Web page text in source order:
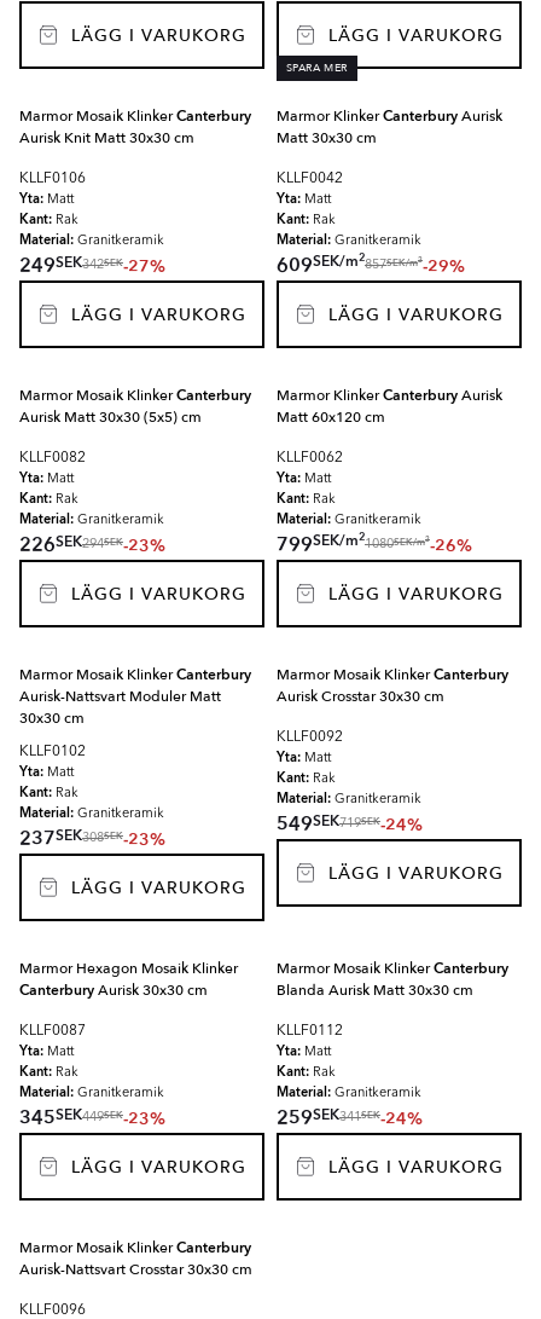
LÄGG I VARUKORG LÄGG I VARUKORG
Marmor Mosaik KlinkerCanterbury
Aurisk Knit Matt 30x30 cm
KLLF0106
Yta: Matt
Kant: Rak
Material: Granitkeramik
249SEK342SEK-27%
LÄGG I VARUKORG
SPARA MER
Marmor KlinkerCanterburyAurisk
Matt 30x30 cm
KLLF0042
Yta: Matt
Kant: Rak
Material: Granitkeramik
609SEK/m2
857SEK/m2-29%
LÄGG I VARUKORG
Marmor Mosaik KlinkerCanterbury
Aurisk Matt 30x30 (5x5) cm
KLLF0082
Yta: Matt
Kant: Rak
Material: Granitkeramik
226SEK294SEK-23%
LÄGG I VARUKORG
Marmor KlinkerCanterburyAurisk
Matt 60x120 cm
KLLF0062
Yta: Matt
Kant: Rak
Material: Granitkeramik
799SEK/m2
1080SEK/m2-26%
LÄGG I VARUKORG
Marmor Mosaik KlinkerCanterbury
Aurisk-Nattsvart Moduler Matt
30x30 cm
KLLF0102
Yta: Matt
Kant: Rak
Material: Granitkeramik
237SEK308SEK-23%
LÄGG I VARUKORG
Marmor Mosaik KlinkerCanterbury
Aurisk Crosstar 30x30 cm
KLLF0092
Yta: Matt
Kant: Rak
Material: Granitkeramik
549SEK719SEK-24%
LÄGG I VARUKORG
Marmor Hexagon Mosaik Klinker
CanterburyAurisk 30x30 cm
KLLF0087
Yta: Matt
Kant: Rak
Material: Granitkeramik
345SEK449SEK-23%
LÄGG I VARUKORG
Marmor Mosaik KlinkerCanterbury
Blanda Aurisk Matt 30x30 cm
KLLF0112
Yta: Matt
Kant: Rak
Material: Granitkeramik
259SEK341SEK-24%
LÄGG I VARUKORG
Marmor Mosaik KlinkerCanterbury
Aurisk-Nattsvart Crosstar 30x30 cm
KLLF0096